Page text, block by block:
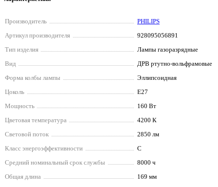
Производитель
PHILIPS
Артикул производителя
928095056891
Тип изделия
Лампы газоразрядные
Вид
ДРВ ртутно-вольфрамовые
Форма колбы лампы
Эллипсоидная
Цоколь
E27
Мощность
160 Вт
Цветовая температура
4200 К
Световой поток
2850 лм
Класс энергоэффективности
C
Средний номинальный срок службы
8000 ч
Общая длина
169 мм